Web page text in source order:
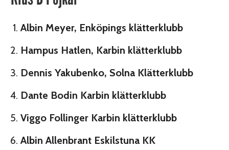
Albin Meyer, Enköpings klätterklubb
Hampus Hatlen, Karbin klätterklubb
Dennis Yakubenko, Solna Klätterklubb
Dante Bodin Karbin klätterklubb
Viggo Follinger Karbin klätterklubb
Albin Allenbrant Eskilstuna KK